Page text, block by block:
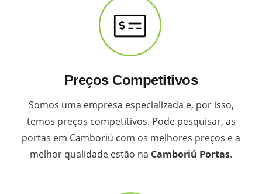
Preços Competitivos
Somos uma empresa especializada e, por isso,
temos preços competitivos. Pode pesquisar, as
portas em Camboriú com os melhores preços e a
melhor qualidade estão na Camboriú Portas.